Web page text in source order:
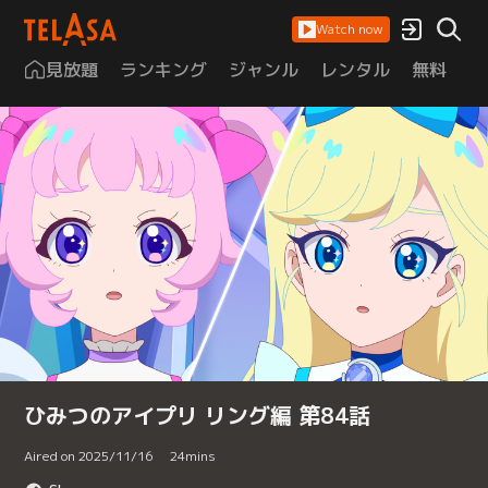
Watch now
見放題 ランキング ジャンル レンタル 無料
ひみつのアイプリ リング編 第84話
Aired on 2025/11/16 24mins